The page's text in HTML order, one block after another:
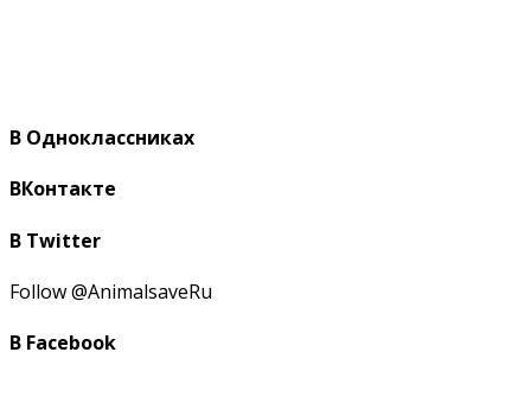
В Одноклассниках
ВКонтакте
В Twitter
Follow @AnimalsaveRu
В Facebook